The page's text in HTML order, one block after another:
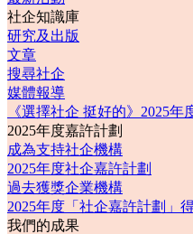
社企知識庫
研究及出版
文章
搜尋社企
媒體報導
《選擇社企 挺好的》2025年
2025年度嘉許計劃
成為支持社企機構
2025年度社企嘉許計劃
過去獲獎企業機構
2025年度「社企嘉許計劃」
我們的成果